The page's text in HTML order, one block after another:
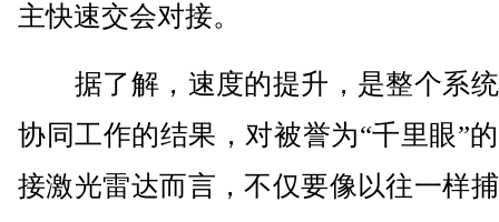
主快速交会对接。
据了解，速度的提升，是整个系
协同工作的结果，对被誉为“千里眼”
接激光雷达而言，不仅要像以往一样